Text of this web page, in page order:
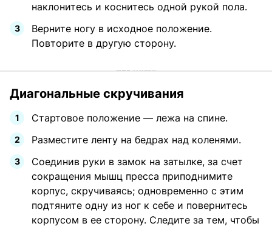
наклонитесь и коснитесь одной рукой пола.
Верните ногу в исходное положение.
Повторите в другую сторону.
Диагональные скручивания
Стартовое положение — лежа на спине.
Разместите ленту на бедрах над коленями.
Соединив руки в замок на затылке, за счет
сокращения мышц пресса приподнимите
корпус, скручиваясь; одновременно с этим
подтяните одну из ног к себе и повернитесь
корпусом в ее сторону. Следите за тем, чтобы